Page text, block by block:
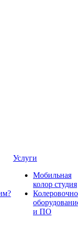
Услуги
Мобильная
колор студия
и ПО